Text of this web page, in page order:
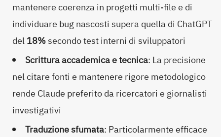
mantenere coerenza in progetti multi-file e di
individuare bug nascosti supera quella di ChatGPT
del18%secondo test interni di sviluppatori
Scrittura accademica e tecnica: La precisione
nel citare fonti e mantenere rigore metodologico
rende Claude preferito da ricercatori e giornalisti
investigativi
Traduzione sfumata: Particolarmente efficace